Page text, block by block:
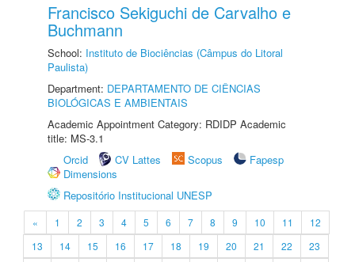
Francisco Sekiguchi de Carvalho e
Buchmann
School: Instituto de Biociências (Câmpus do Litoral
Paulista)
Department: DEPARTAMENTO DE CIÊNCIAS
BIOLÓGICAS E AMBIENTAIS
Academic Appointment Category: RDIDP Academic
title: MS-3.1
Orcid
CV Lattes Scopus
Fapesp
Dimensions
Repositório Institucional UNESP
« 1 2 3 4 5 6 7 8 9 10 11
12
13
14 15 16 17 18 19 20 21 22
23